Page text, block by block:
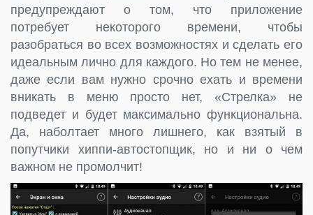
предупреждают о том, что приложение
потребует некоторого времени, чтобы
разобраться во всех возможностях и сделать его
идеальным лично для каждого. Но тем не менее,
даже если вам нужно срочно ехать и времени
вникать в меню просто нет, «Стрелка» не
подведет и будет максимально функциональна.
Да, наболтает много лишнего, как взятый в
попутчики хиппи-автостопщик, но и ни о чем
важном не промолчит!